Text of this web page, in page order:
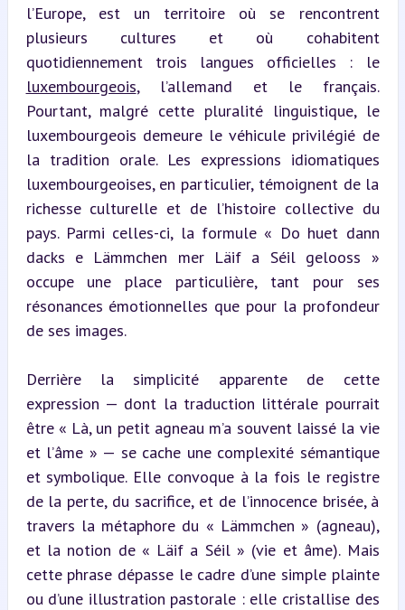
l’Europe, est un territoire où se rencontrent
plusieurs cultures et où cohabitent
quotidiennement trois langues officielles : le
luxembourgeois, l’allemand et le français.
Pourtant, malgré cette pluralité linguistique, le
luxembourgeois demeure le véhicule privilégié de
la tradition orale. Les expressions idiomatiques
luxembourgeoises, en particulier, témoignent de la
richesse culturelle et de l’histoire collective du
pays. Parmi celles-ci, la formule « Do huet dann
dacks e Lämmchen mer Läif a Séil gelooss »
occupe une place particulière, tant pour ses
résonances émotionnelles que pour la profondeur
de ses images.
Derrière la simplicité apparente de cette
expression — dont la traduction littérale pourrait
être « Là, un petit agneau m’a souvent laissé la vie
et l’âme » — se cache une complexité sémantique
et symbolique. Elle convoque à la fois le registre
de la perte, du sacrifice, et de l’innocence brisée, à
travers la métaphore du « Lämmchen » (agneau),
et la notion de « Läif a Séil » (vie et âme). Mais
cette phrase dépasse le cadre d’une simple plainte
ou d’une illustration pastorale : elle cristallise des